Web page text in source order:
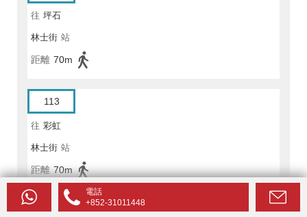
往 坪石
林士街 站
距離 70m
113
往 彩虹
林士街 站
距離 70m
115
電話
+852-31011448